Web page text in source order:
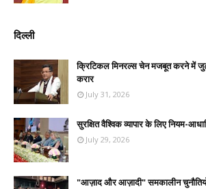
दिल्ली
क्रिटिकल मिनरल्स चेन मजबूत करने में
करार
July 31, 2026
सुरक्षित वैश्विक व्यापार के लिए नियम-
July 29, 2026
"आज़ाद और आज़ादी" समकालीन